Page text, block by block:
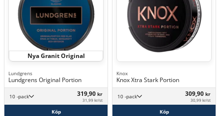
Nya Granit Original
Lundgrens
Lundgrens Original Portion
10 -pack 319,90 kr
31,99 kr/st
Köp
Knox
Knox Xtra Stark Portion
10 -pack 309,90 kr
30,99 kr/st
Köp